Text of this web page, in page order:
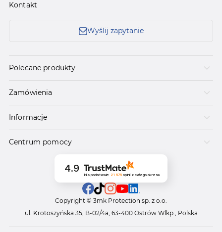
Kontakt
Wyślij zapytanie
Polecane produkty
Zamówienia
Informacje
Centrum pomocy
4.9
Na podstawie 21 575opinii z całego okresu
Copyright © 3mk Protection sp. z o.o.
ul. Krotoszyńska 35, B-02/4a, 63-400 Ostrów Wlkp., Polska